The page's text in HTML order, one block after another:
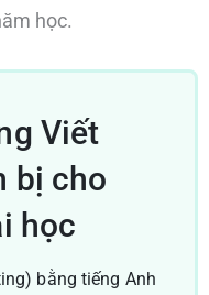
học.
Viết
bị cho
học
bằng tiếng Anh